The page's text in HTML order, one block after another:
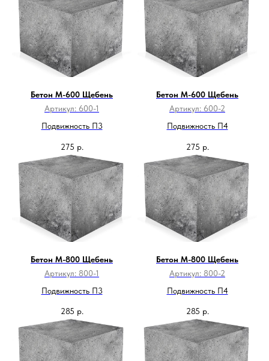
Бетон М-600 Щебень
Артикул: 600-1
Подвижность П3
275 р.
Бетон М-600 Щебень
Артикул: 600-2
Подвижность П4
275 р.
Бетон М-800 Щебень
Артикул: 800-1
Подвижность П3
285 р.
Бетон М-800 Щебень
Артикул: 800-2
Подвижность П4
285 р.